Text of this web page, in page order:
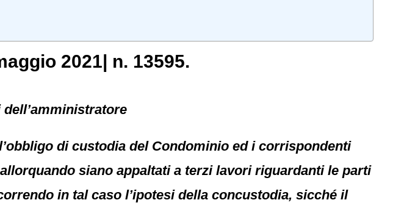
2021| n. 13595.
di custodia del Condominio ed i corrispondenti
siano appaltati a terzi lavori riguardanti le parti
in tal caso l’ipotesi della concustodia, sicché il